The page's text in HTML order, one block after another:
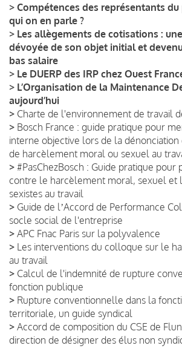
> Compétences des représentants
qui on en parle ?
> Les allègements de cotisations :
dévoyée de son objet initial et
bas salaire
> Le DUERP des IRP chez Ouest
> L’Organisation de la Maintenance
aujourd’hui
> Charte de l'environnement de travail
> Bosch France : guide pratique pour
interne objective lors de la
de harcèlement moral ou sexuel au
> #PasChezBosch : Guide pratique pour
contre le harcèlement moral, sexuel et
sexistes au travail
> Guide de lʼAccord de Performance
socle social de l'entreprise
> APC Fnac Paris sur la polyvalence
> Les interventions du colloque sur le
au travail
> Calcul de l'indemnité de rupture
fonction publique
> Rupture conventionnelle dans la
territoriale, un guide syndical
> Accord de composition du CSE de
direction de désigner des élus non